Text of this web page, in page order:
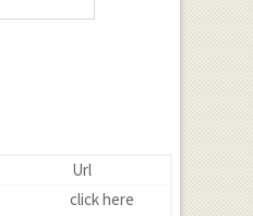
Url
click here